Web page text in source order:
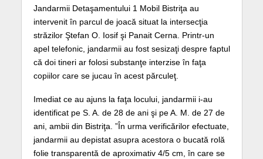
Jandarmii Detaşamentului 1 Mobil Bistriţa au
intervenit în parcul de joacă situat la intersecţia
străzilor Ştefan O. Iosif şi Panait Cerna. Printr-un
apel telefonic, jandarmii au fost sesizaţi despre faptul
că doi tineri ar folosi substanţe interzise în faţa
copiilor care se jucau în acest părculeţ.
Imediat ce au ajuns la faţa locului, jandarmii i-au
identificat pe S. A. de 28 de ani şi pe A. M. de 27 de
ani, ambii din Bistriţa. ”În urma verificărilor efectuate,
jandarmii au depistat asupra acestora o bucată rolă
folie transparentă de aproximativ 4/5 cm, în care se